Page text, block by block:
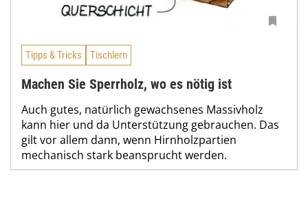
Tipps & Tricks Tischlern
Machen Sie Sperrholz, wo es nötig ist
Auch gutes, natürlich gewachsenes Massivholz
kann hier und da Unterstützung gebrauchen. Das
gilt vor allem dann, wenn Hirnholzpartien
mechanisch stark beansprucht werden.